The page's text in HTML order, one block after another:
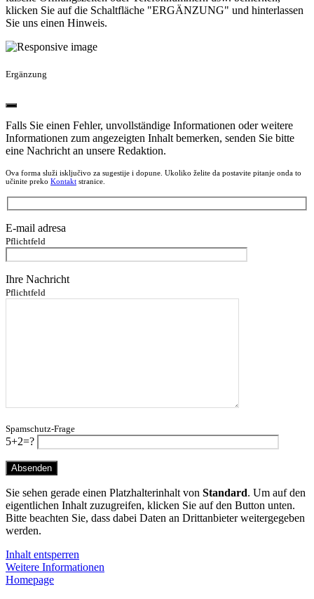
klicken Sie auf die Schaltfläche "ERGÄNZUNG" und hinterlassen
Sie uns einen Hinweis.
Ergänzung
Falls Sie einen Fehler, unvollständige Informationen oder weitere
Informationen zum angezeigten Inhalt bemerken, senden Sie bitte
eine Nachricht an unsere Redaktion.
Ova forma služi isključivo za sugestije i dopune. Ukoliko želite da postavite pitanje onda to
učinite preko Kontakt stranice.
E-mail adresa
Pflichtfeld
Ihre Nachricht
Pflichtfeld
Spamschutz-Frage
5+2=?
Sie sehen gerade einen Platzhalterinhalt von Standard. Um auf den
eigentlichen Inhalt zuzugreifen, klicken Sie auf den Button unten.
Bitte beachten Sie, dass dabei Daten an Drittanbieter weitergegeben
werden.
Inhalt entsperren
Weitere Informationen
Homepage